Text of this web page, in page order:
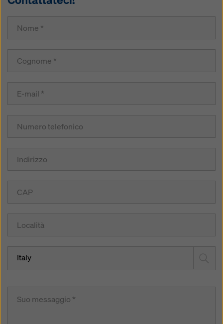
Italy